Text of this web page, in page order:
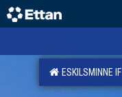
ESKILSMINNE IF